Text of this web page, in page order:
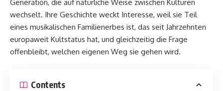
Generation, die auf natürliche Weise zwischen Kulturen
wechselt. Ihre Geschichte weckt Interesse, weil sie Teil
eines musikalischen Familienerbes ist, das seit Jahrzehnten
europaweit Kultstatus hat, und gleichzeitig die Frage
offenbleibt, welchen eigenen Weg sie gehen wird.
Contents